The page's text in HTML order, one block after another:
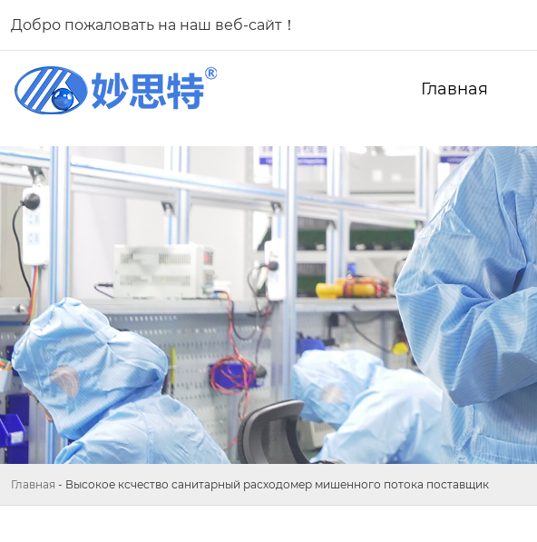
Добро пожаловать на наш веб-сайт！
Главная
Главная - Высокое ксчество санитарный расходомер мишенного потока поставщик